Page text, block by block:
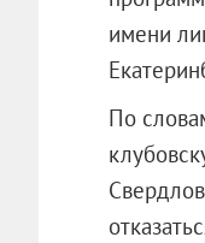
имени
По